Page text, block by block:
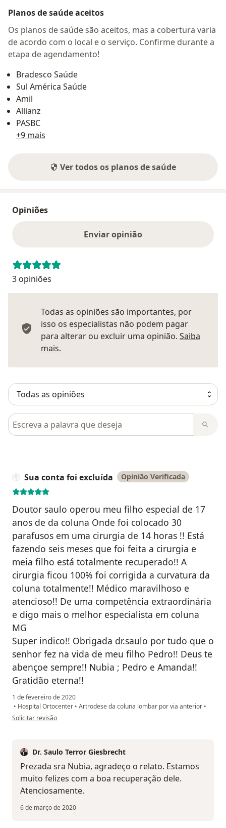
Planos de saúde aceitos
Os planos de saúde são aceitos, mas a cobertura varia
de acordo com o local e o serviço. Confirme durante a
etapa de agendamento!
Bradesco Saúde
Sul América Saúde
Amil
Allianz
PASBC
+9 mais
Ver todos os planos de saúde
Opiniões
Enviar opinião
3 opiniões
Todas as opiniões são importantes, por
isso os especialistas não podem pagar
para alterar ou excluir uma opinião. Saiba
mais.
Pesquisar em opiniões
Sua conta foi excluída Opinião Verificada
Doutor saulo operou meu filho especial de 17
anos de da coluna Onde foi colocado 30
parafusos em uma cirurgia de 14 horas !! Está
fazendo seis meses que foi feita a cirurgia e
meia filho está totalmente recuperado!! A
cirurgia ficou 100% foi corrigida a curvatura da
coluna totalmente!! Médico maravilhoso e
atencioso!! De uma competência extraordinária
e digo mais o melhor especialista em coluna
MG
Super indico!! Obrigada dr.saulo por tudo que o
senhor fez na vida de meu filho Pedro!! Deus te
abençoe sempre!! Nubia ; Pedro e Amanda!!
Gratidão eterna!!
1 de fevereiro de 2020
• Hospital Ortocenter • Artrodese da coluna lombar por via anterior •
na opinião do utilizador Sua conta foi excluída
Solicitar revisão
Dr. Saulo Terror Giesbrecht
Prezada sra Nubia, agradeço o relato. Estamos
muito felizes com a boa recuperação dele.
Atenciosamente.
6 de março de 2020